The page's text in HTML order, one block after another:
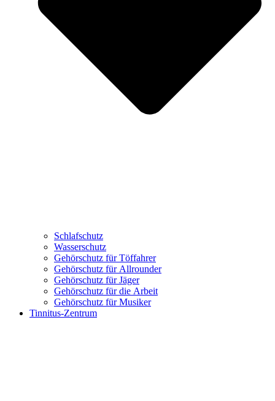
Schlafschutz
Wasserschutz
Gehörschutz für Töffahrer
Gehörschutz für Allrounder
Gehörschutz für Jäger
Gehörschutz für die Arbeit
Gehörschutz für Musiker
Tinnitus-Zentrum